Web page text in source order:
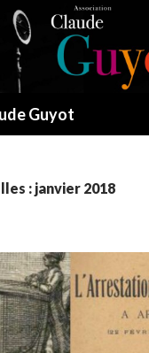
Guyot
: janvier 2018